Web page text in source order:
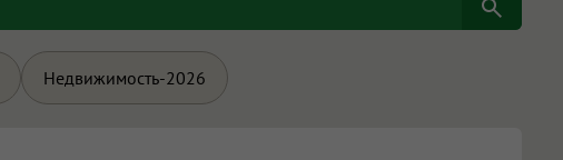
Недвижимость-2026